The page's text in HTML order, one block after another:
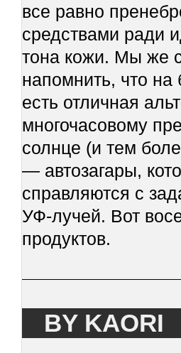
все равно
средствами ради
тона кожи. Мы же
напомнить, что на
есть отличная
многочасовому
солнце (и тем
— автозагары,
справляются с
УФ-лучей. Вот
продуктов.
BY KAORI